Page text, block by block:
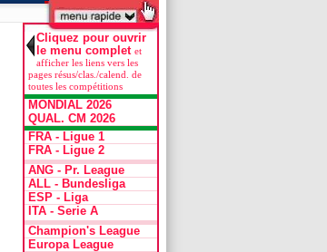
Cliquez pour ouvrir
le menu complet et
afficher les liens vers les
pages résus/clas./calend. de
toutes les compétitions
MONDIAL 2026
QUAL. CM 2026
FRA - Ligue 1
FRA - Ligue 2
ANG - Pr. League
ALL - Bundesliga
ESP - Liga
ITA - Serie A
Champion's League
Europa League